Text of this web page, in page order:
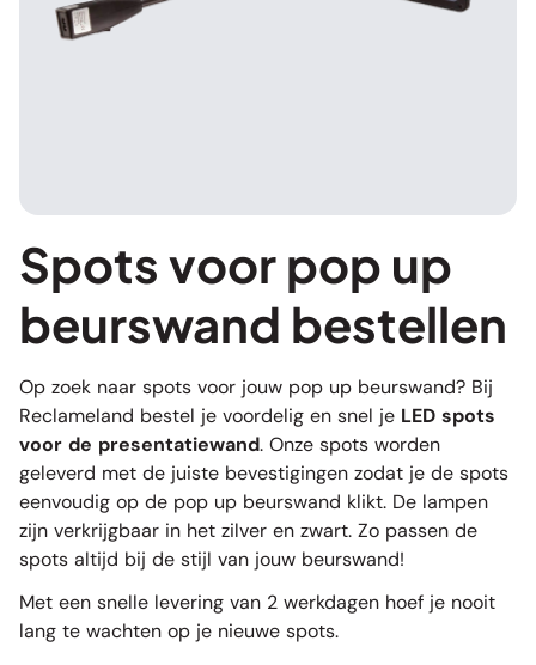
Spots voor pop up
beurswand bestellen
Op zoek naar spots voor jouw pop up beurswand? Bij
Reclameland bestel je voordelig en snel je LED spots
voor de presentatiewand. Onze spots worden
geleverd met de juiste bevestigingen zodat je de spots
eenvoudig op de pop up beurswand klikt. De lampen
zijn verkrijgbaar in het zilver en zwart. Zo passen de
spots altijd bij de stijl van jouw beurswand!
Met een snelle levering van 2 werkdagen hoef je nooit
lang te wachten op je nieuwe spots.